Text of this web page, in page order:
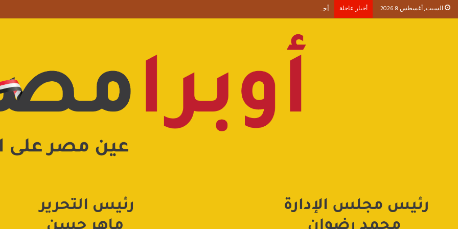
السبت, أغسطس 8 2026 أخبار عاجلة أحمد طنطاوي يكتب حين يصبح الوجود علامة استفهام